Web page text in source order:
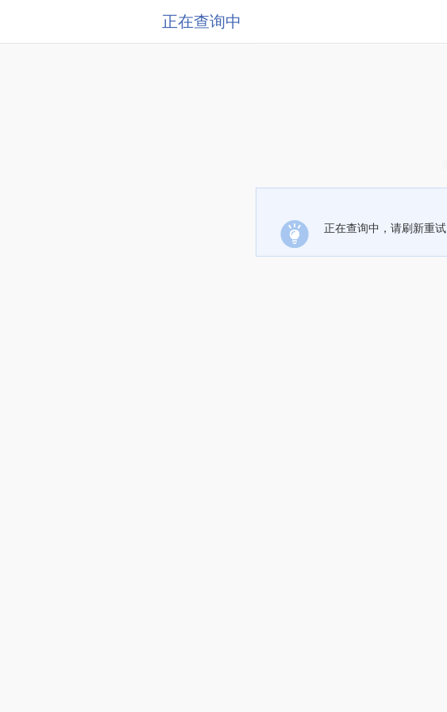
正在查询中
正在查询中，请刷新重试